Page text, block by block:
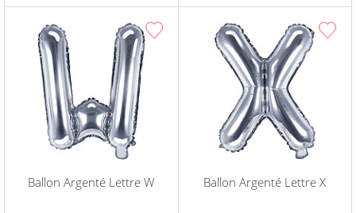
Ballon Argenté Lettre W Ballon Argenté Lettre X